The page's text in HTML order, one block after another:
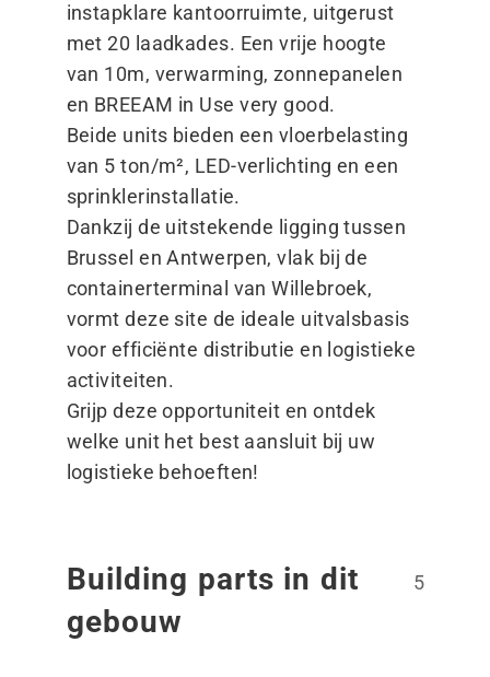
instapklare kantoorruimte, uitgerust
met 20 laadkades. Een vrije hoogte
van 10m, verwarming, zonnepanelen
en BREEAM in Use very good.
Beide units bieden een vloerbelasting
van 5 ton/​m², LED-verlichting en een
sprinklerinstallatie.
Dankzij de uitstekende ligging tussen
Brussel en Antwerpen, vlak bij de
containerterminal van Willebroek,
vormt deze site de ideale uitvalsbasis
voor efficiënte distributie en logistieke
activiteiten.
Grijp deze opportuniteit en ontdek
welke unit het best aansluit bij uw
logistieke behoeften!
Building parts in dit
gebouw
5